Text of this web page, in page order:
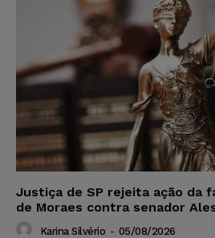
Justiça de SP rejeita ação da
de Moraes contra senador
Karina Silvério - 05/08/2026